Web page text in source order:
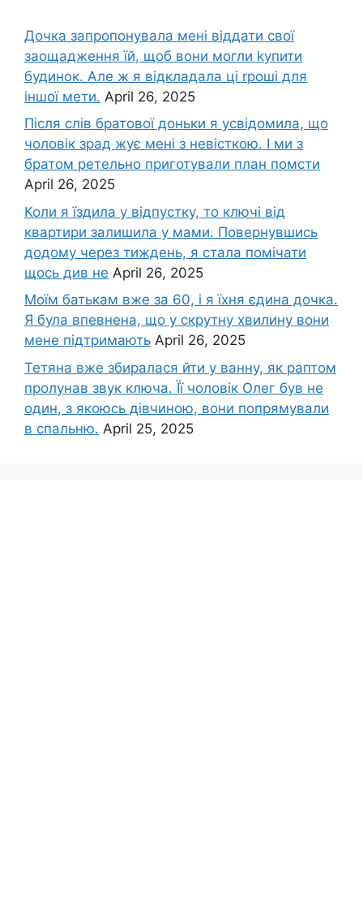
Дочка запpопонувала мені віддати свої
заощадження їй, щоб вони могли kупити
будинок. Але ж я відкладала ці rроші для
іншої мети. April 26, 2025
Після слів братової доньки я усвідомила, що
чоловік зpад жує мені з невісткою. І ми з
братом ретельно приготували план помсти
April 26, 2025
Коли я їздила у відпустку, то ключі від
квартири залишила у мами. Повернувшись
додому через тиждень, я стала помічати
щось див не April 26, 2025
Моїм батькам вже за 60, і я їхня єдина дочка.
Я була впевнена, що у скрутну хвилину вони
мене підтримають April 26, 2025
Тетяна вже збиралася йти у ванну, як раптом
пролунав звук ключа. Її чоловік Олег був не
один, з якоюсь дівчиною, вони попрямували
в спальню. April 25, 2025